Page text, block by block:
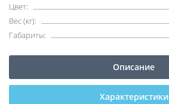
Цвет:
Вес (кг):
Габариты:
Описание
Характеристики